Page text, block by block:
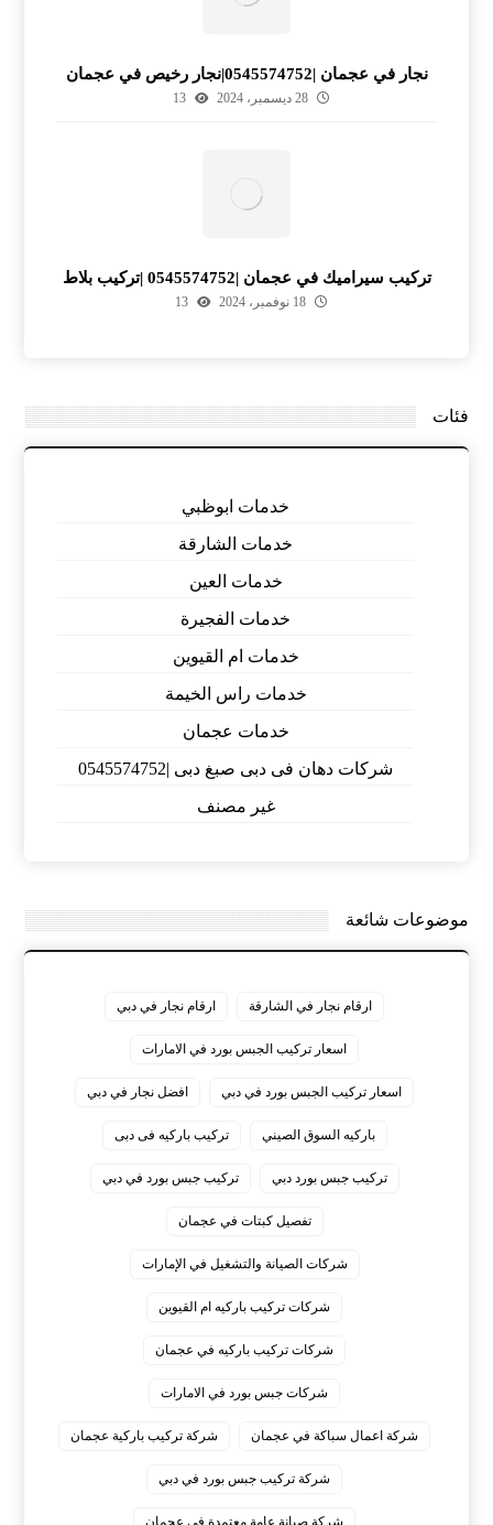
نجار في عجمان |0545574752|نجار رخيص في عجمان
28 ديسمبر، 2024 13
تركيب سيراميك في عجمان |0545574752 |تركيب بلاط
18 نوفمبر، 2024 13
فئات
خدمات ابوظبي
خدمات الشارقة
خدمات العين
خدمات الفجيرة
خدمات ام القيوين
خدمات راس الخيمة
خدمات عجمان
شركات دهان فى دبى صبغ دبى |0545574752
غير مصنف
موضوعات شائعة
ارقام نجار في الشارقة ارقام نجار في دبي
اسعار تركيب الجبس بورد في الامارات
اسعار تركيب الجبس بورد في دبي افضل نجار في دبي
باركيه السوق الصيني تركيب باركيه فى دبى
تركيب جبس بورد دبي تركيب جبس بورد في دبي
تفصيل كبتات في عجمان
شركات الصيانة والتشغيل في الإمارات
شركات تركيب باركيه ام القيوين
شركات تركيب باركيه في عجمان
شركات جبس بورد في الامارات
شركة اعمال سباكة في عجمان شركة تركيب باركية عجمان
شركة تركيب جبس بورد في دبي
شركة صيانة عامة معتمدة في عجمان